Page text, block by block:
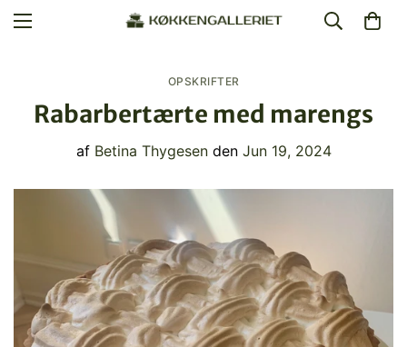
OPSKRIFTER
Rabarbertærte med marengs
af Betina Thygesenden Jun 19, 2024